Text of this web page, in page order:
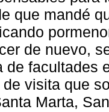
que mandé
de nuevo,
de facultades
visita que
Marta,